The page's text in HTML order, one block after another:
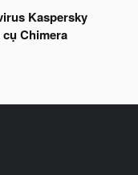
Kaspersky
Chimera